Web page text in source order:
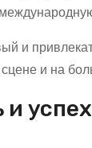
и
и на
и успех